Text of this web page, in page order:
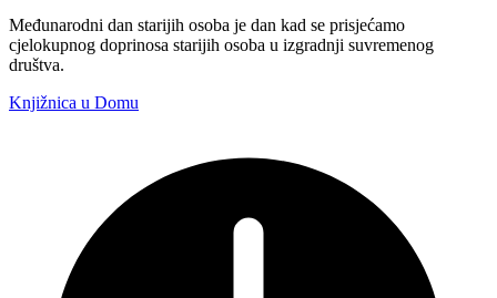
Međunarodni dan starijih osoba je dan kad se prisjećamo
cjelokupnog doprinosa starijih osoba u izgradnji suvremenog
društva.
Knjižnica u Domu